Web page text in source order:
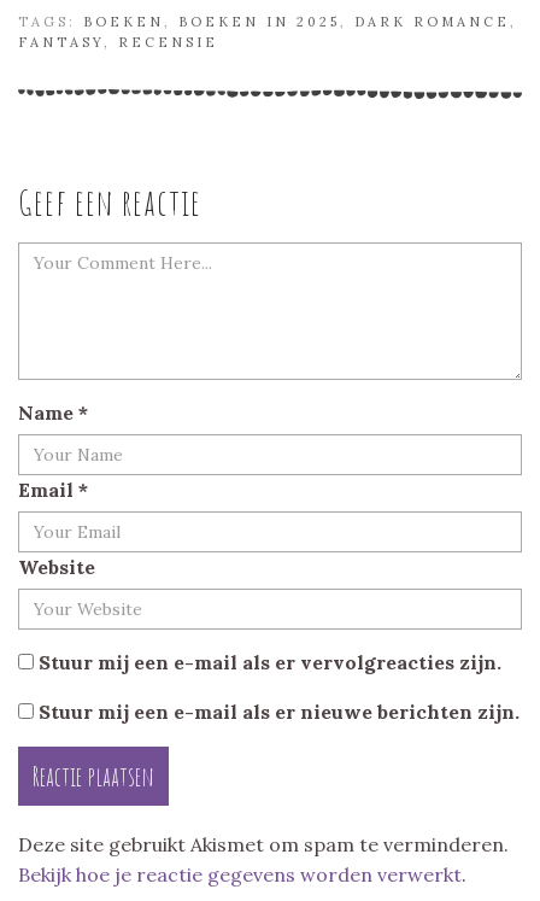
TAGS: BOEKEN , BOEKEN IN 2025 , DARK ROMANCE ,
FANTASY, RECENSIE
Geef een reactie
Name *
Email *
Website
Stuur mij een e-mail als er vervolgreacties zijn.
Stuur mij een e-mail als er nieuwe berichten zijn.
Deze site gebruikt Akismet om spam te verminderen.
Bekijk hoe je reactie gegevens worden verwerkt.